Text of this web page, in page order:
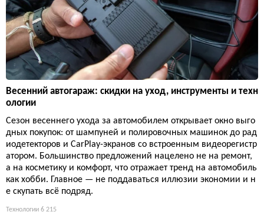
Весенний автогараж: скидки на уход, инструменты и техн
ологии
Сезон весеннего ухода за автомобилем открывает окно выго
дных покупок: от шампуней и полировочных машинок до рад
иодетекторов и CarPlay-экранов со встроенным видеорегистр
атором. Большинство предложений нацелено не на ремонт,
а на косметику и комфорт, что отражает тренд на автомобиль
как хобби. Главное — не поддаваться иллюзии экономии и н
е скупать всё подряд.
Технологии 6 215